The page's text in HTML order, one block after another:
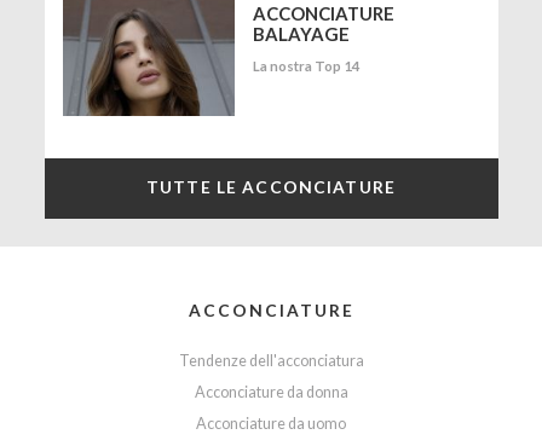
ACCONCIATURE
BALAYAGE
La nostra Top 14
TUTTE LE ACCONCIATURE
ACCONCIATURE
Tendenze dell'acconciatura
Acconciature da donna
Acconciature da uomo